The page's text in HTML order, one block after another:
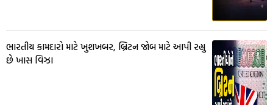
ભારતીય કામદારો માટે ખુશખબર, બ્રિટન જોબ માટે આપી રહ્યુ
છે ખાસ વિઝા